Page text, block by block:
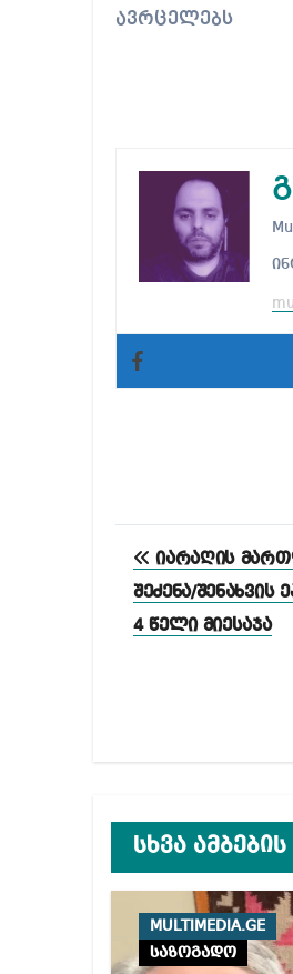
ავრცელებს
პოსტის
იარაღის
შეძენა/შენახვის
4 წელი მიესაჯა
სხვა
MULTIMEDIA.GE
საზოგადო